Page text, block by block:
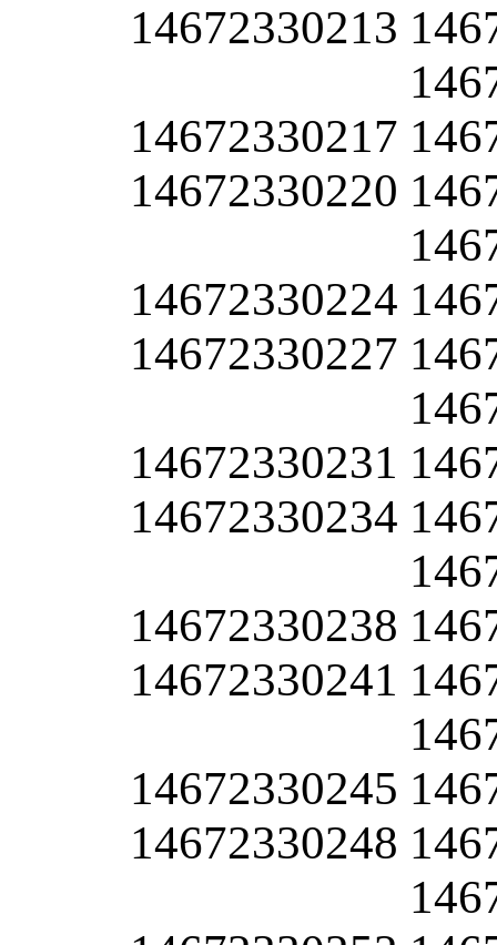
14672330213
14672330217
14672330220
14672330224
14672330227
14672330231
14672330234
14672330238
14672330241
14672330245
14672330248